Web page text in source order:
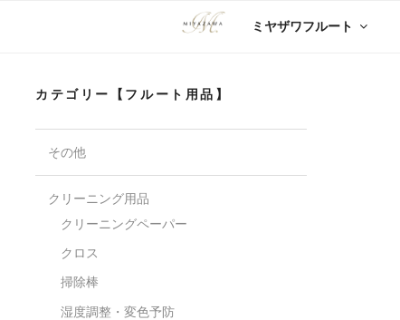
ミヤザワフルート
カテゴリー【フルート用品】
その他
クリーニング用品
クリーニングペーパー
クロス
掃除棒
湿度調整・変色予防